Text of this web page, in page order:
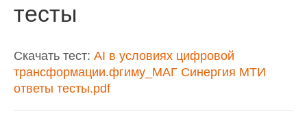
тесты
Скачать тест: AI в условиях цифровой
трансформации.фгиму_МАГ Синергия МТИ
ответы тесты.pdf